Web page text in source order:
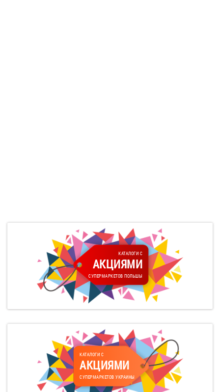
КАТАЛОГИ С
АКЦИЯМИ
СУПЕРМАРКЕТОВ ПОЛЬШЫ
КАТАЛОГИ С
АКЦИЯМИ
СУПЕРМАРКЕТОВ УКРАИНЫ